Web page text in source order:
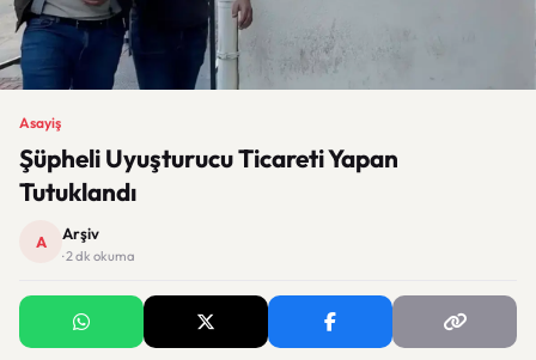
Asayiş
Şüpheli Uyuşturucu Ticareti Yapan
Tutuklandı
A Arşiv
· 2 dk okuma